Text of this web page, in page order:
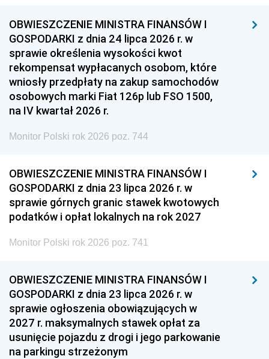
OBWIESZCZENIE MINISTRA FINANSÓW I
GOSPODARKI z dnia 24 lipca 2026 r. w
sprawie określenia wysokości kwot
rekompensat wypłacanych osobom, które
wniosły przedpłaty na zakup samochodów
osobowych marki Fiat 126p lub FSO 1500,
na IV kwartał 2026 r.
Monitor Polski rok 2026 poz. 744
OBWIESZCZENIE MINISTRA FINANSÓW I
GOSPODARKI z dnia 23 lipca 2026 r. w
sprawie górnych granic stawek kwotowych
podatków i opłat lokalnych na rok 2027
Monitor Polski rok 2026 poz. 741
OBWIESZCZENIE MINISTRA FINANSÓW I
GOSPODARKI z dnia 23 lipca 2026 r. w
sprawie ogłoszenia obowiązujących w
2027 r. maksymalnych stawek opłat za
usunięcie pojazdu z drogi i jego parkowanie
na parkingu strzeżonym